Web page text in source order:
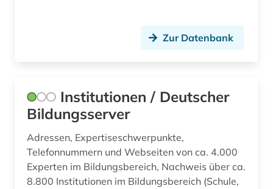
firmeninformation (10)
firmenkontaktdaten (1)
firmenverzeichnis (2)
Zur Datenbank
Institutionen / Deutscher
Bildungsserver
Adressen, Expertiseschwerpunkte,
Telefonnummern und Webseiten von ca. 4.000
Experten im Bildungsbereich, Nachweis über ca.
8.800 Institutionen im Bildungsbereich (Schule,